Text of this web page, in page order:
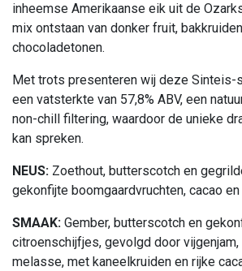
inheemse Amerikaanse eik uit de
mix ontstaan van donker fruit,
chocoladetonen.
Met trots presenteren wij deze
een vatsterkte van 57,8% ABV, een
non-chill filtering, waardoor de unieke
kan spreken.
NEUS: Zoethout, butterscotch en
gekonfijte boomgaardvruchten, cacao
SMAAK: Gember, butterscotch en
citroenschijfjes, gevolgd door vijgenjam,
melasse, met kaneelkruiden en rijke